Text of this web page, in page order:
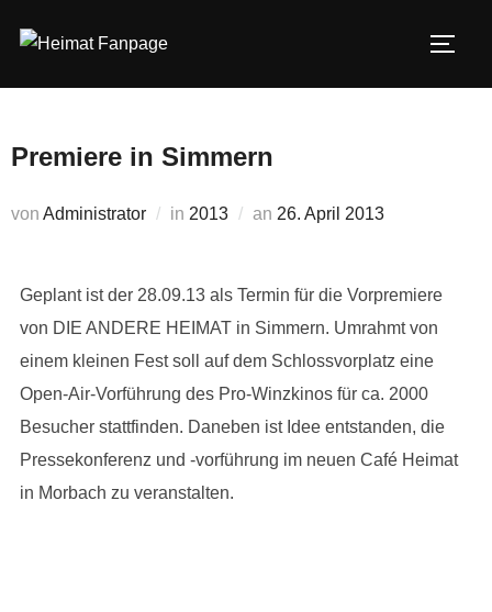
Inhalt
Premiere in Simmern
von Administrator in 2013 an Veröffentlicht
26. April 2013
Geplant ist der 28.09.13 als Termin für die Vorpremiere
von DIE ANDERE HEIMAT in Simmern. Umrahmt von
einem kleinen Fest soll auf dem Schlossvorplatz eine
Open-Air-Vorführung des Pro-Winzkinos für ca. 2000
Besucher stattfinden. Daneben ist Idee entstanden, die
Pressekonferenz und -vorführung im neuen Café Heimat
in Morbach zu veranstalten.